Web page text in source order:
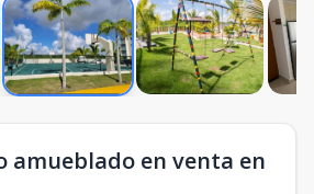
amueblado en venta en